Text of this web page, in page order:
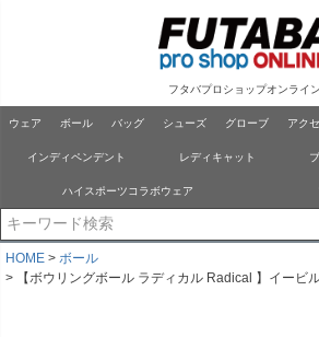
フタバプロショップオンライン
ウェア ボール バッグ シューズ グローブ アク
インディペンデント レディキャット
ハイスポーツコラボウェア
HOME
ボール
【ボウリングボール ラディカル Radical 】イー